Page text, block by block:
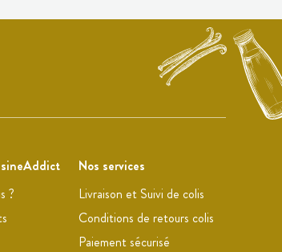
?
Nos services
Livraison et Suivi de colis
Conditions de retours colis
Paiement sécurisé